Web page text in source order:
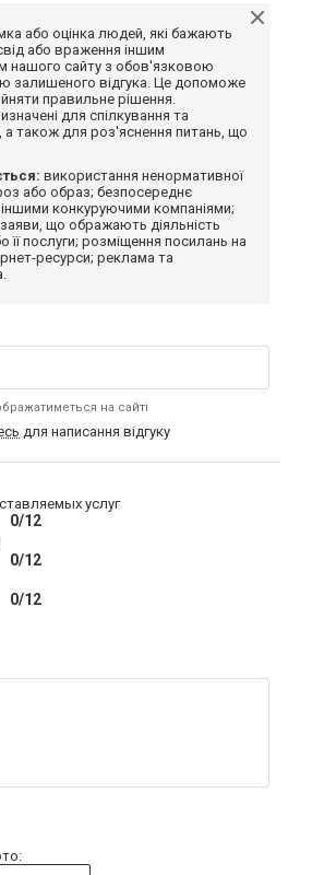
або оцінка людей, які бажають
або враження іншим
нашого сайту з обов'язковою
залишеного відгука. Це допоможе
правильне рішення.
для спілкування та
а також для роз'яснення питань, що
використання ненормативної
або образ; безпосереднє
іншими конкуруючими компаніями;
заяви, що ображають діяльність
її послуги; розміщення посилань на
ресурси; реклама та
на сайті
для написання відгуку
услуг
0/12
0/12
0/12